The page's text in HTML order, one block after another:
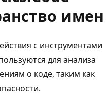
имен
с инструментами
для анализа
о коде, таким как